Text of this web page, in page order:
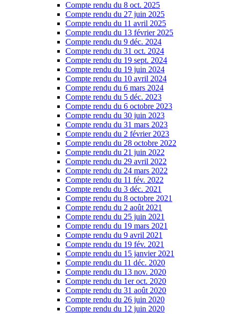
Compte rendu du 8 oct. 2025
Compte rendu du 27 juin 2025
Compte rendu du 11 avril 2025
Compte rendu du 13 février 2025
Compte rendu du 9 déc. 2024
Compte rendu du 31 oct. 2024
Compte rendu du 19 sept. 2024
Compte rendu du 19 juin 2024
Compte rendu du 10 avril 2024
Compte rendu du 6 mars 2024
Compte rendu du 5 déc. 2023
Compte rendu du 6 octobre 2023
Compte rendu du 30 juin 2023
Compte rendu du 31 mars 2023
Compte rendu du 2 février 2023
Compte rendu du 28 octobre 2022
Compte rendu du 21 juin 2022
Compte rendu du 29 avril 2022
Compte rendu du 24 mars 2022
Compte rendu du 11 fév. 2022
Compte rendu du 3 déc. 2021
Compte rendu du 8 octobre 2021
Compte rendu du 2 août 2021
Compte rendu du 25 juin 2021
Compte rendu du 19 mars 2021
Compte rendu du 9 avril 2021
Compte rendu du 19 fév. 2021
Compte rendu du 15 janvier 2021
Compte rendu du 11 déc. 2020
Compte rendu du 13 nov. 2020
Compte rendu du 1er oct. 2020
Compte rendu du 31 août 2020
Compte rendu du 26 juin 2020
Compte rendu du 12 juin 2020